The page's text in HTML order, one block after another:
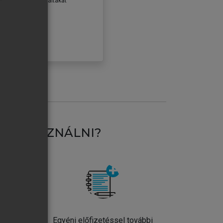
HASZNÁLNI?
Egyéni előfizetéssel további